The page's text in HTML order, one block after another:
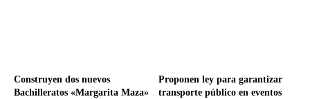
Construyen dos nuevos
Bachilleratos «Margarita Maza»
Proponen ley para garantizar
transporte público en eventos